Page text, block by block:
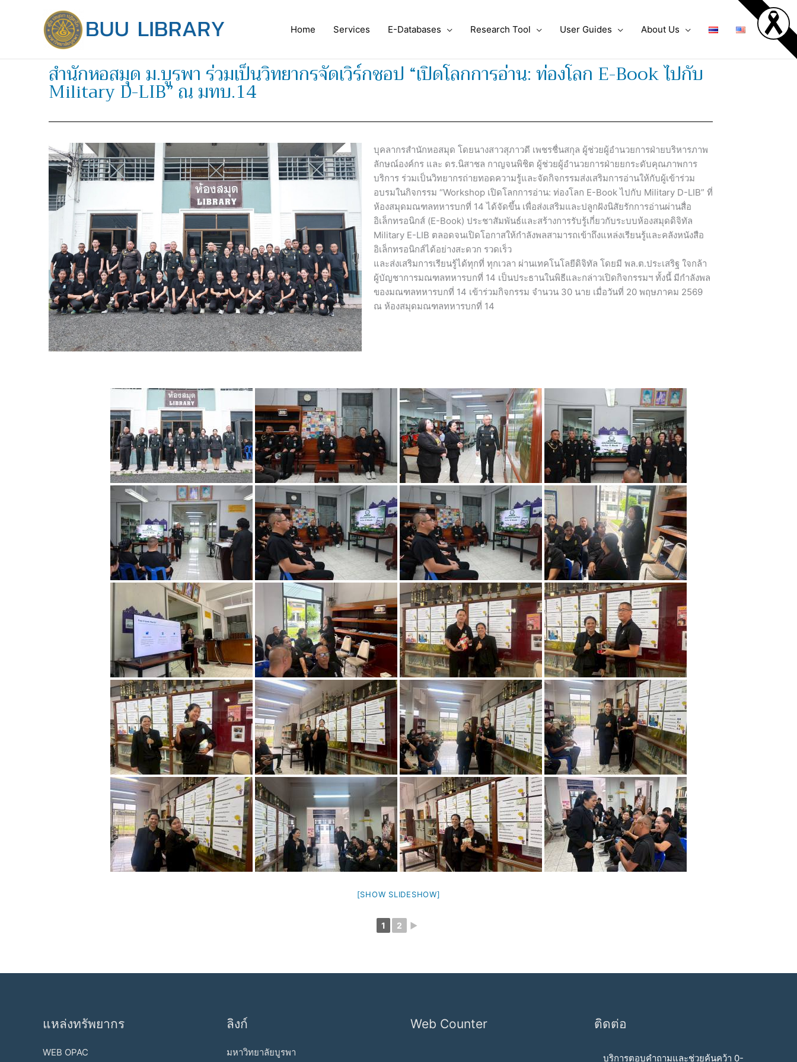
Home Services E-Databases Research Tool User Guides About Us
สำนักหอสมุด ม.บูรพา ร่วมเป็นวิทยากรจัดเวิร์กชอป “เปิดโลกการอ่าน: ท่องโลก E-Book ไปกับ
Military D-LIB” ณ มทบ.14
บุคลากรสำนักหอสมุด โดยนางสาวสุภาวดี เพชรชื่นสกุล ผู้ช่วยผู้อำนวยการฝ่ายบริหารภาพ
ลักษณ์องค์กร และ ดร.นิสาชล กาญจนพิชิต ผู้ช่วยผู้อำนวยการฝ่ายยกระดับคุณภาพการ
บริการ ร่วมเป็นวิทยากรถ่ายทอดความรู้และจัดกิจกรรมส่งเสริมการอ่านให้กับผู้เข้าร่วม
อบรมในกิจกรรม “Workshop เปิดโลกการอ่าน: ท่องโลก E-Book ไปกับ Military D-LIB” ที่
ห้องสมุดมณฑลทหารบกที่ 14 ได้จัดขึ้น เพื่อส่งเสริมและปลูกฝังนิสัยรักการอ่านผ่านสื่อ
อิเล็กทรอนิกส์ (E-Book) ประชาสัมพันธ์และสร้างการรับรู้เกี่ยวกับระบบห้องสมุดดิจิทัล
Military E-LIB ตลอดจนเปิดโอกาสให้กำลังพลสามารถเข้าถึงแหล่งเรียนรู้และคลังหนังสือ
อิเล็กทรอนิกส์ได้อย่างสะดวก รวดเร็ว
และส่งเสริมการเรียนรู้ได้ทุกที่ ทุกเวลา ผ่านเทคโนโลยีดิจิทัล โดยมี พล.ต.ประเสริฐ ใจกล้า
ผู้บัญชาการมณฑลทหารบกที่ 14 เป็นประธานในพิธีและกล่าวเปิดกิจกรรมฯ ทั้งนี้ มีกำลังพล
ของมณฑลทหารบกที่ 14 เข้าร่วมกิจกรรม จำนวน 30 นาย เมื่อวันที่ 20 พฤษภาคม 2569
ณ ห้องสมุดมณฑลทหารบกที่ 14
[SHOW SLIDESHOW]
1 2 ►
แหล่งทรัพยากร
WEB OPAC
ลิงก์
มหาวิทยาลัยบูรพา
Web Counter ติดต่อ
บริการตอบคำถามและช่วยค้นคว้า 0-